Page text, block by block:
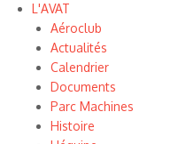
L'AVAT
Aéroclub
Actualités
Calendrier
Documents
Parc Machines
Histoire